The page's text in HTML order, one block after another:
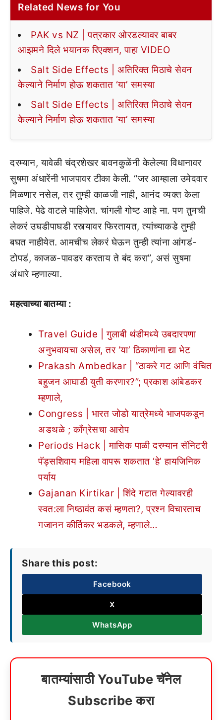
Related News for You
PAK vs NZ | पत्रकार ओरडल्यावर बाबर
आझमने दिले भयानक रिएक्शन, पाहा VIDEO
Salt Side Effects | अतिरिक्त मिठाचे सेवन
केल्याने निर्माण होऊ शकतात ‘या’ समस्या
Salt Side Effects | अतिरिक्त मिठाचे सेवन
केल्याने निर्माण होऊ शकतात ‘या’ समस्या
दरम्यान, यावेळी चंद्रशेखर बावनकुळेंनी केलेल्या विधानावर
सुषमा अंधारेंनी भाजपावर टीका केली. “जर आम्हाला उमेदवार
मिळणार नसेल, तर तुम्ही काळजी नाही, आनंद व्यक्त केला
पाहिजे. पेढे वाटले पाहिजेत. चांगली गोष्ट आहे ना. पण तुमची
लेकरं उघडीपाघडी रस्त्यावर फिरतायत, त्यांच्याकडे तुम्ही
बघत नाहीयेत. आमचीच लेकरं घेऊन तुम्ही त्यांना आंगडं-
टोपडं, काजळ-पावडर करताय ते बंद करा”, असं सुषमा
अंधारे म्हणाल्या.
महत्वाच्या बातम्या :
Travel Guide | गुलाबी थंडीमध्ये उबदारपणा
अनुभवायचा असेल, तर ‘या’ ठिकाणांना द्या भेट
Prakash Ambedkar | “ठाकरे गट आणि वंचित
बहुजन आघाडी युती करणार?”; प्रकाश आंबेडकर
म्हणाले,
Congress | भारत जोडो यात्रेमध्ये भाजपकडून
अडथळे ; काँग्रेसचा आरोप
Periods Hack | मासिक पाळी दरम्यान सॅनिटरी
पॅड्सशिवाय महिला वापरू शकतात ‘हे’ हायजिनिक
पर्याय
Gajanan Kirtikar | शिंदे गटात गेल्यावरही
स्वत:ला निष्ठावंत कसं म्हणता?, प्रश्न विचारताच
गजानन कीर्तिकर भडकले, म्हणाले…
Share this post:
Facebook
X
WhatsApp
बातम्यांसाठी YouTube चॅनेल
Subscribe करा